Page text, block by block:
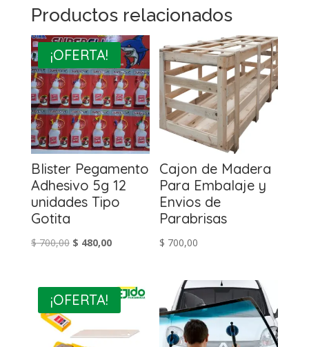
Productos relacionados
¡OFERTA!
Blister Pegamento
Adhesivo 5g 12
unidades Tipo
Gotita
$700,00 El
era:
$ 700,00.
$ 480,00El
es:
$ 480,00.
Cajon de Madera
Para Embalaje y
Envios de
Parabrisas
$ 700,00
¡OFERTA!